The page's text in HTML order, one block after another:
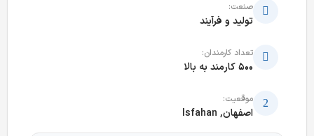
صنعت:
تولید و فرآیند
تعداد کارمندان:
500 کارمند به بالا
موقعیت:
اصفهان, Isfahan